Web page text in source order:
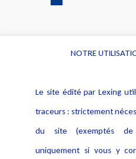
Alerte professionnelle
Déclaration d'accessibilité
Notice Légale
Politique de protection des
NOTRE
Le site édité par Lexing
traceurs : strictement
du site (exemptés
uniquement si vous y